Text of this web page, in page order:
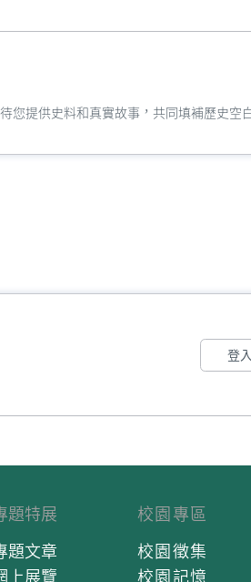
您提供史料和真實故事，共同填補歷史空
登入
題特展
題文章
上展覽
校園專區
校園徵集
校園記憶